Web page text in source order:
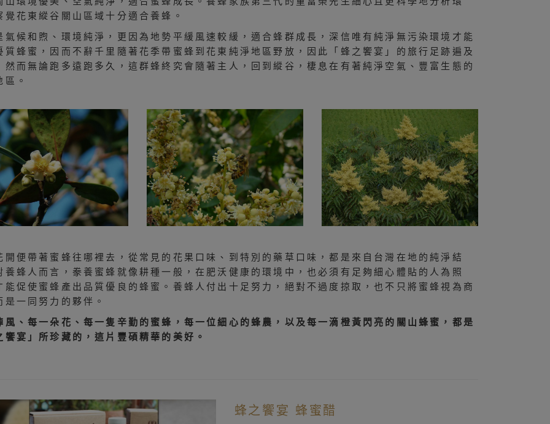
覺花東縱谷關山區域十分適合養蜂。
氣候和煦、環境純淨，更因為地勢平緩風速較緩，適合蜂群成長，深信唯有純淨無污染環境才能
質蜂蜜，因而不辭千里隨著花季帶蜜蜂到花東純淨地區野放，因此「蜂之饗宴」的旅行足跡遍及
然而無論跑多遠跑多久，這群蜂終究會隨著主人，回到縱谷，棲息在有著純淨空氣、豐富生態的
區。
開便帶著蜜蜂往哪裡去，從常見的花果口味、到特別的藥草口味，都是來自台灣在地的純淨結
養蜂人而言，豢養蜜蜂就像耕種一般，在肥沃健康的環境中，也必須有足夠細心體貼的人為照
能促使蜜蜂產出品質優良的蜂蜜。養蜂人付出十足努力，絕對不過度掠取，也不只將蜜蜂視為商
是一同努力的夥伴。
風、每一朵花、每一隻辛勤的蜜蜂，每一位細心的蜂農，以及每一滴橙黃閃亮的關山蜂蜜，都是
饗宴」所珍藏的，這片豐碩精華的美好。
蜂之饗宴 蜂蜜醋